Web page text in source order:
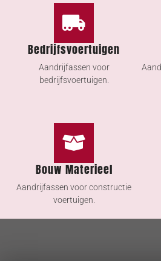
Bedrijfsvoertuigen
Aandrijfassen voor
bedrijfsvoertuigen.
Bouw Materieel
Aandrijfassen voor constructie
voertuigen.